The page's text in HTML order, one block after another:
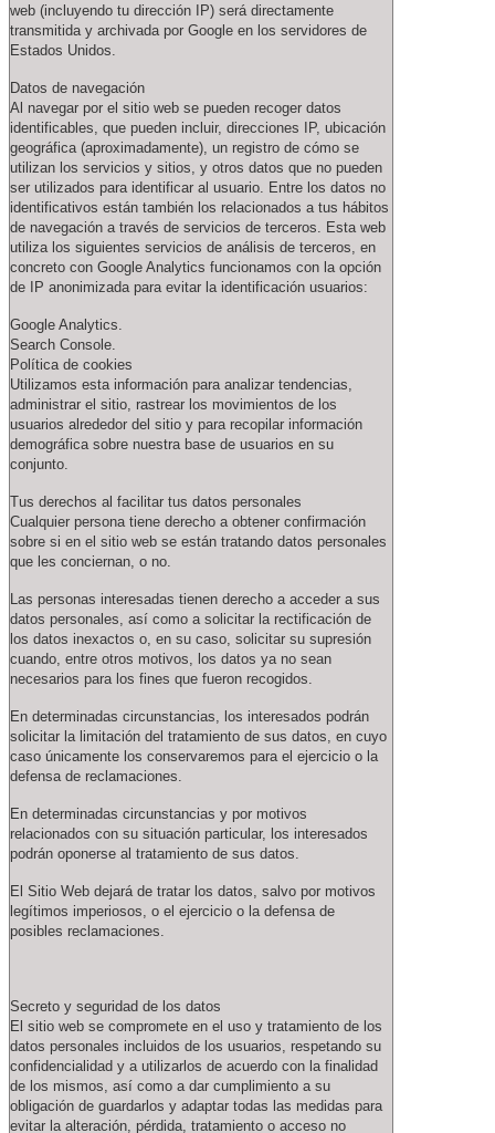
web (incluyendo tu dirección IP) será directamente
transmitida y archivada por Google en los servidores de
Estados Unidos.
Datos de navegación
Al navegar por el sitio web se pueden recoger datos
identificables, que pueden incluir, direcciones IP, ubicación
geográfica (aproximadamente), un registro de cómo se
utilizan los servicios y sitios, y otros datos que no pueden
ser utilizados para identificar al usuario. Entre los datos no
identificativos están también los relacionados a tus hábitos
de navegación a través de servicios de terceros. Esta web
utiliza los siguientes servicios de análisis de terceros, en
concreto con Google Analytics funcionamos con la opción
de IP anonimizada para evitar la identificación usuarios:
Google Analytics.
Search Console.
Política de cookies
Utilizamos esta información para analizar tendencias,
administrar el sitio, rastrear los movimientos de los
usuarios alrededor del sitio y para recopilar información
demográfica sobre nuestra base de usuarios en su
conjunto.
Tus derechos al facilitar tus datos personales
Cualquier persona tiene derecho a obtener confirmación
sobre si en el sitio web se están tratando datos personales
que les conciernan, o no.
Las personas interesadas tienen derecho a acceder a sus
datos personales, así como a solicitar la rectificación de
los datos inexactos o, en su caso, solicitar su supresión
cuando, entre otros motivos, los datos ya no sean
necesarios para los fines que fueron recogidos.
En determinadas circunstancias, los interesados podrán
solicitar la limitación del tratamiento de sus datos, en cuyo
caso únicamente los conservaremos para el ejercicio o la
defensa de reclamaciones.
En determinadas circunstancias y por motivos
relacionados con su situación particular, los interesados
podrán oponerse al tratamiento de sus datos.
El Sitio Web dejará de tratar los datos, salvo por motivos
legítimos imperiosos, o el ejercicio o la defensa de
posibles reclamaciones.
Secreto y seguridad de los datos
El sitio web se compromete en el uso y tratamiento de los
datos personales incluidos de los usuarios, respetando su
confidencialidad y a utilizarlos de acuerdo con la finalidad
de los mismos, así como a dar cumplimiento a su
obligación de guardarlos y adaptar todas las medidas para
evitar la alteración, pérdida, tratamiento o acceso no